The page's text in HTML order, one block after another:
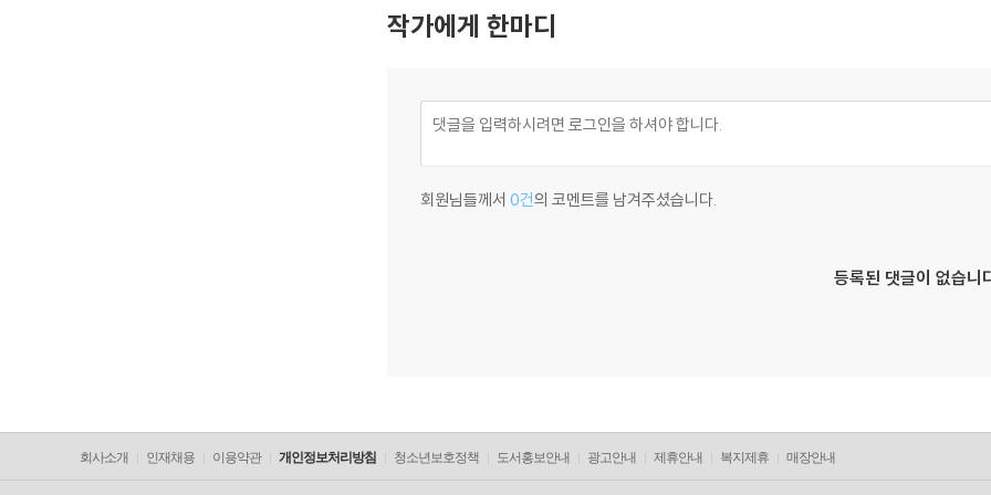
작가에게 한마디
회원님들께서 0건의 코멘트를 남겨주셨습니다.
등록된 댓글이 없습니
회사소개 인재채용 이용약관 개인정보처리방침 청소년보호정책 도서홍보안내 광고안내 제휴안내 복지제휴 매장안내